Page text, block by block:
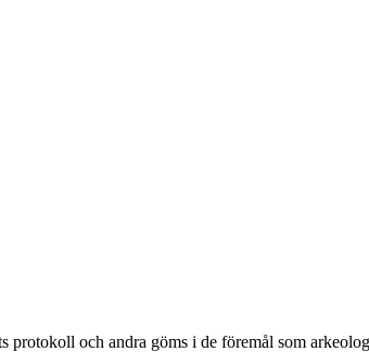
protokoll och andra göms i de föremål som